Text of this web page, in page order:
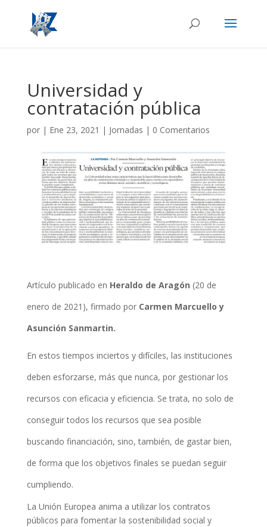
Universidad y
contratación pública
por | Ene 23, 2021 | Jornadas | 0 Comentarios
Artículo publicado en Heraldo de Aragón (20 de
enero de 2021), firmado por Carmen Marcuello y
Asunción Sanmartin.
En estos tiempos inciertos y difíciles, las instituciones
deben esforzarse, más que nunca, por gestionar los
recursos con eficacia y eficiencia. Se trata, no solo de
conseguir todos los recursos que sea posible
buscando financiación, sino, también, de gastar bien,
de forma que los objetivos finales se puedan seguir
cumpliendo.
La Unión Europea anima a utilizar los contratos
públicos para fomentar la sostenibilidad social y